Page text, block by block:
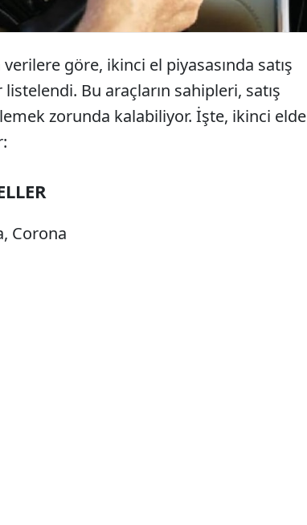
göre, ikinci el piyasasında satış
Bu araçların sahipleri, satış
zorunda kalabiliyor. İşte, ikinci elde
Corona